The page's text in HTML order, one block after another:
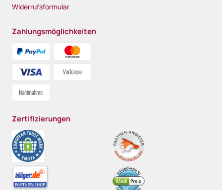
Widerrufsformular
Zahlungsmöglichkeiten
Zertifizierungen